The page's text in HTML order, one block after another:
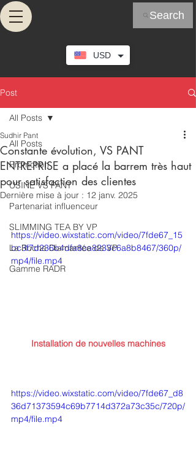
USD
Search
Post
All Posts
Promotion
USINE VS PANT
Partenariat influenceur
SLIMMING TEA BY VP
La Roche Diamantée de VP
Gamme RADR
All Posts
Constante évolution, VS PANT
ENTREPRISE a placé la barrem très haut
pour satisfaction des clientes
Sudhir Pant
Dernière mise à jour : 12 janv. 2025
https://video.wixstatic.com/video/7fde67_15
bc3f7d236b4dfa8ca8233c6a8b8467/360p/
mp4/file.mp4
Installation de nouvelles machines
https://video.wixstatic.com/video/7fde67_d8
36d71373594c69b7714d372a73c35c/720p/
mp4/file.mp4